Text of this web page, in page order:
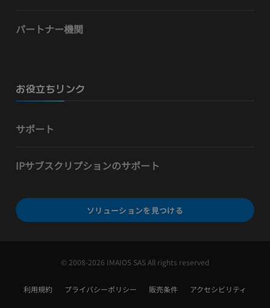
パートナー機関
お役立ちリンク
サポート
IPサブスクリプションのサポート
ソリューションを見つける
© 2008-2026 IMAIOS SAS All rights reserved
利用規約 プライバシーポリシー 販売条件 アクセシビリティ